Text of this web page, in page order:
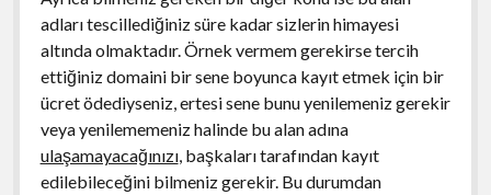
adları tescillediğiniz süre kadar sizlerin himayesi
altında olmaktadır. Örnek vermem gerekirse tercih
ettiğiniz domaini bir sene boyunca kayıt etmek için bir
ücret ödediyseniz, ertesi sene bunu yenilemeniz gerekir
veya yenilememeniz halinde bu alan adına
ulaşamayacağınızı, başkaları tarafından kayıt
edilebileceğini bilmeniz gerekir. Bu durumdan